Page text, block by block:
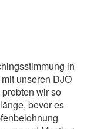
in
unseren DJO
wir so
bevor es